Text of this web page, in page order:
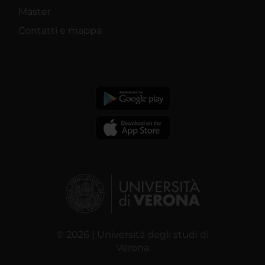
Master
Contatti e mappa
© 2026 | Università degli studi di
Verona